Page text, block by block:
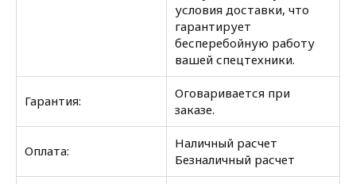
условия доставки, что
гарантирует
бесперебойную работу
вашей спецтехники.
Гарантия:
Оговаривается при
заказе.
Оплата:
Наличный расчет
Безналичный расчет